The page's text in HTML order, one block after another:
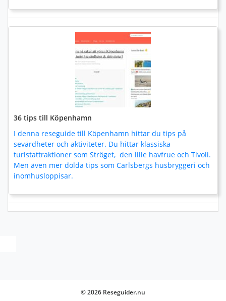
36 tips till Köpenhamn
I denna reseguide till Köpenhamn hittar du tips på
sevärdheter och aktiviteter. Du hittar klassiska
turistattraktioner som Ströget, den lille havfrue och Tivoli.
Men även mer dolda tips som Carlsbergs husbryggeri och
inomhusloppisar.
© 2026 Reseguider.nu